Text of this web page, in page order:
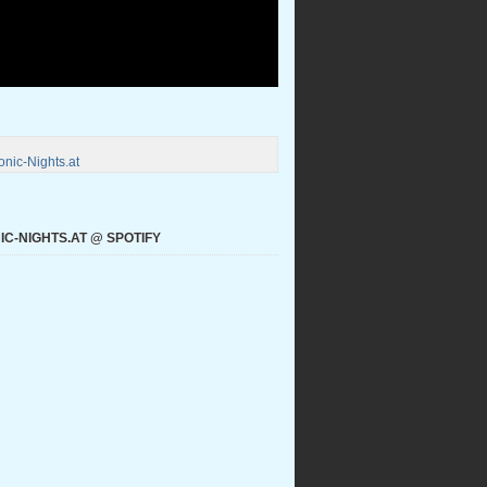
Nights.at
NIGHTS.AT @ SPOTIFY